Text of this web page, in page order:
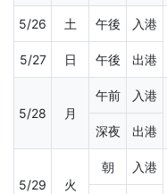
5/26 土 午後
入港
5/27
日 午後 出港
5/28 月
午前
入港
深夜
出港
5/29 火
朝
入港